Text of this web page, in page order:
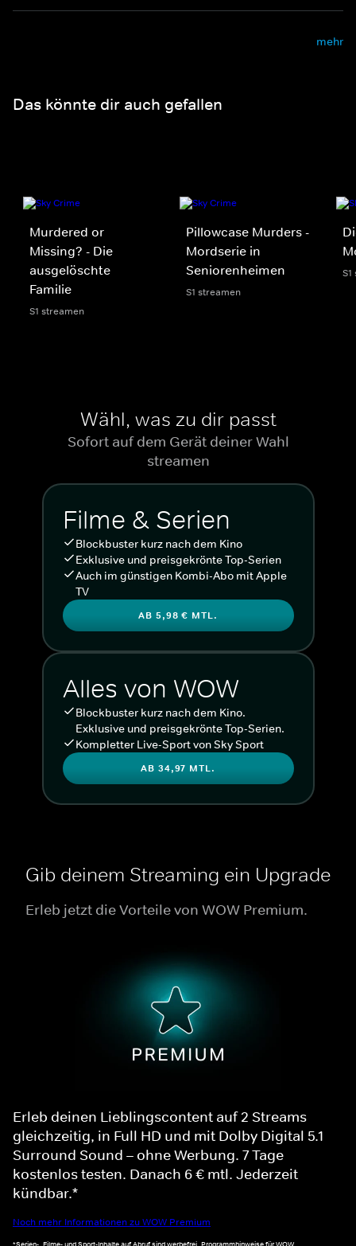
mehr
Das könnte dir auch gefallen
Murdered or
Missing? - Die
ausgelöschte
Familie
S1 streamen
Pillowcase Murders -
Mordserie in
Seniorenheimen
S1 streamen
Wähl, was zu dir passt
Sofort auf dem Gerät deiner Wahl
streamen
Filme & Serien
Blockbuster kurz nach dem Kino
Exklusive und preisgekrönte Top-Serien
Auch im günstigen Kombi-Abo mit Apple
TV
AB 5,98 € MTL.
Alles von WOW
Blockbuster kurz nach dem Kino.
Exklusive und preisgekrönte Top-Serien.
Kompletter Live-Sport von Sky Sport
AB 34,97 MTL.
Gib deinem Streaming ein Upgrade
Erleb jetzt die Vorteile von WOW Premium.
Erleb deinen Lieblingscontent auf 2 Streams
gleichzeitig, in Full HD und mit Dolby Digital 5.1
Surround Sound – ohne Werbung. 7 Tage
kostenlos testen. Danach 6 € mtl. Jederzeit
kündbar.*
Noch mehr Informationen zu WOW Premium